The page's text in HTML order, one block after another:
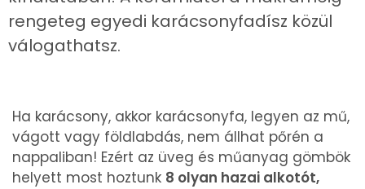
rengeteg egyedi karácsonyfadísz közül
válogathatsz.
Ha karácsony, akkor karácsonyfa, legyen az mű,
vágott vagy földlabdás, nem állhat pőrén a
nappaliban! Ezért az üveg és műanyag gömbök
helyett most hoztunk 8 olyan hazai alkotót,